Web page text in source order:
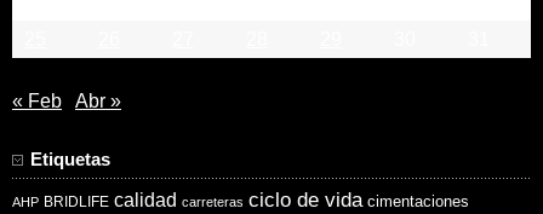
« Feb Abr »
Etiquetas
AHP BRIDLIFE calidad carreteras ciclo de vida cimentaciones